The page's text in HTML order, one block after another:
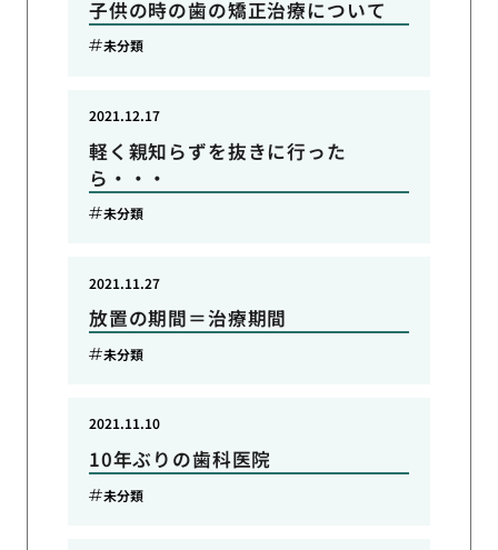
子供の時の歯の矯正治療について
未分類
軽く親知らずを抜きに行った
ら・・・
2021.12.17
未分類
放置の期間＝治療期間
2021.11.27
未分類
10年ぶりの歯科医院
2021.11.10
未分類